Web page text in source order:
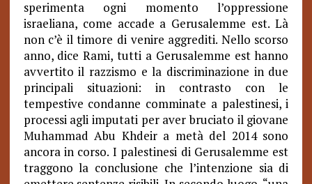
sperimenta ogni momento l’oppressione
israeliana, come accade a Gerusalemme est. Là
non c’è il timore di venire aggrediti. Nello scorso
anno, dice Rami, tutti a Gerusalemme est hanno
avvertito il razzismo e la discriminazione in due
principali situazioni: in contrasto con le
tempestive condanne comminate a palestinesi, i
processi agli imputati per aver bruciato il giovane
Muhammad Abu Khdeir a metà del 2014 sono
ancora in corso. I palestinesi di Gerusalemme est
traggono la conclusione che l’intenzione sia di